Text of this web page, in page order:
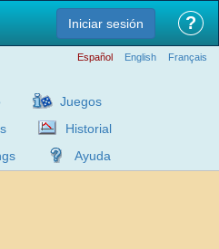
Iniciar sesión ?
Español English Français
Juegos
Historial
Ayuda